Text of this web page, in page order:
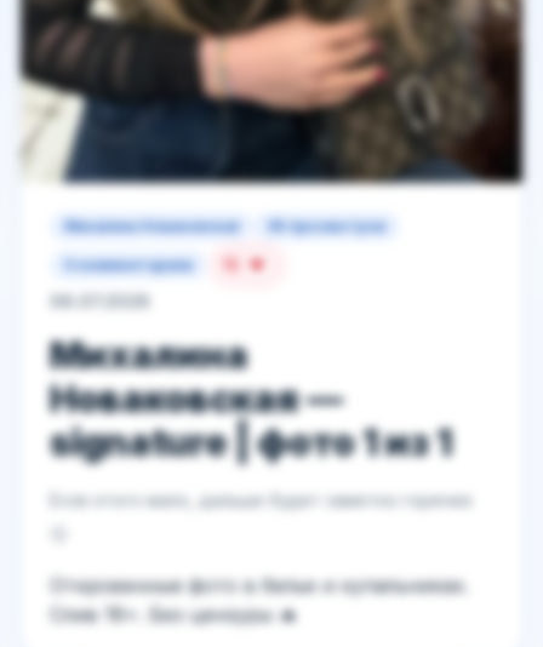
Михалина Новаковская 65 просмотров
0 комментариев
Михалина
Новаковская —
signature | фото 1 из 1
Если этого мало, дальше будет заметно горячее
Откровенные фото в белье и купальниках.
Слив 18+. Без цензуры 🔥